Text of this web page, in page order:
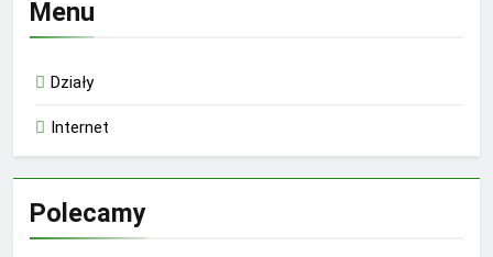
Menu
Działy
Internet
Polecamy